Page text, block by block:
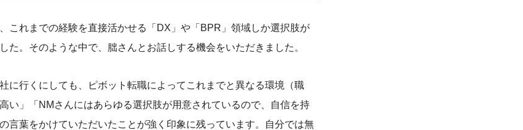
これまでの経験を直接活かせる「DX」や「BPR」領域しか選択肢が
た。そのような中で、朏さんとお話しする機会をいただきました。
に行くにしても、ピボット転職によってこれまでと異なる環境（職
い」「NMさんにはあらゆる選択肢が用意されているので、自信を持
言葉をかけていただいたことが強く印象に残っています。自分では無